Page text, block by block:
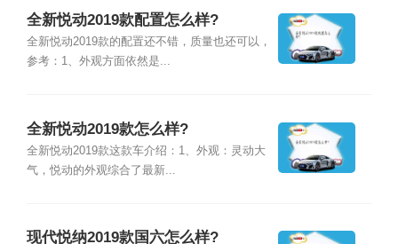
全新悦动2019款配置怎么样?
全新悦动2019款的配置还不错，质量也还可以，
参考：1、外观方面依然是...
全新悦动2019款怎么样?
全新悦动2019款这款车介绍：1、外观：灵动大
气，悦动的外观综合了最新...
现代悦纳2019款国六怎么样?